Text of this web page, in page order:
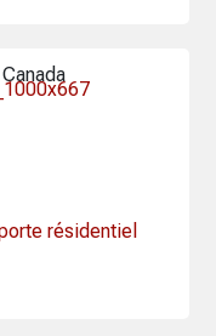
résidentiel